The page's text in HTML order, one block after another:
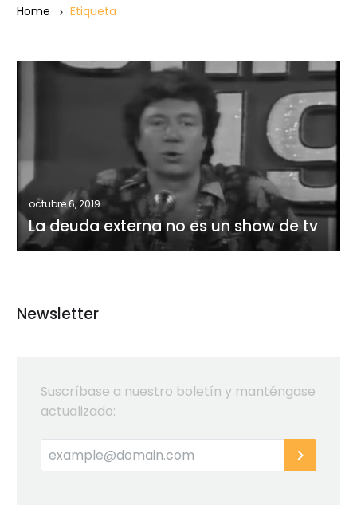
Home Etiqueta
show
deoctubre 6, 2019
La deuda externa no es un show de tv
Newsletter
Suscríbase a nuestro boletín y manténgase
actualizado: